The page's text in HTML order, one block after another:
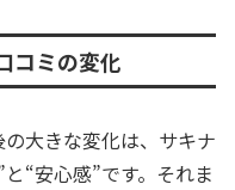
コミの変化
の大きな変化は、サキナ
“安心感”です。それま